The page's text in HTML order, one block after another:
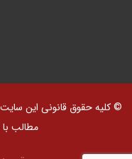
© کلیه حقوق قانونی این سایت
مطالب با